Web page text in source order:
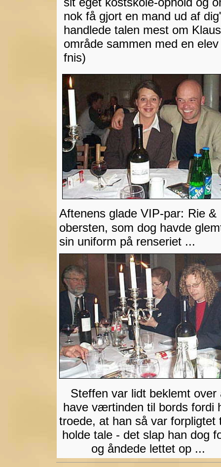
nok få gjort en mand ud af
handlede talen mest om
område sammen med en
fnis)
Aftenens glade VIP-par: Rie &
obersten, som dog havde
sin uniform på renseriet ...
Steffen var lidt beklemt over
have værtinden til bords fordi
troede, at han så var forpligtet
holde tale - det slap han dog
og åndede lettet op ...